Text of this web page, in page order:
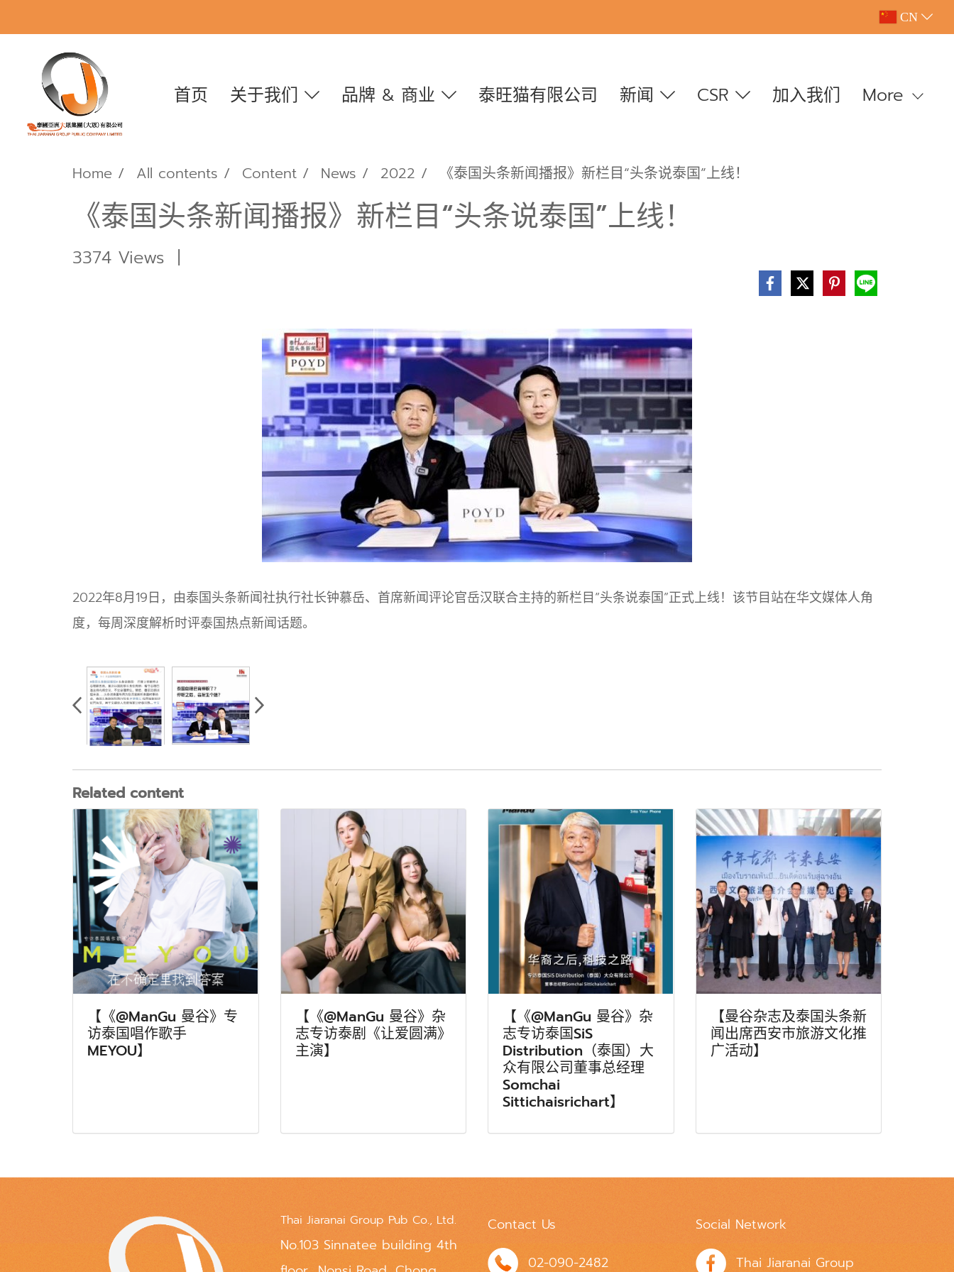
CN
首页 关于我们 品牌 & 商业 泰旺猫有限公司 新闻 CSR 加入我们 More
Home All contents Content News 2022 《泰国头条新闻播报》新栏目“头条说泰国”上线！
《泰国头条新闻播报》新栏目“头条说泰国”上线！
3374 Views |
2022年8月19日，由泰国头条新闻社执行社长钟慕岳、首席新闻评论官岳汉联合主持的新栏目“头条说泰国”正式上线！该节目站在华文媒体人角
度，每周深度解析时评泰国热点新闻话题。
Related content
【《@ManGu 曼谷》专
访泰国唱作歌手
MEYOU】
【《@ManGu 曼谷》杂
志专访泰剧《让爱圆满》
主演】
【《@ManGu 曼谷》杂
志专访泰国SiS
Distribution（泰国）大
众有限公司董事总经理
Somchai
Sittichaisrichart】
【曼谷杂志及泰国头条新
闻出席西安市旅游文化推
广活动】
Thai Jiaranai Group Pub Co., Ltd.
No.103 Sinnatee building 4th
Contact Us
02-090-2482
Social Network
Thai Jiaranai Group